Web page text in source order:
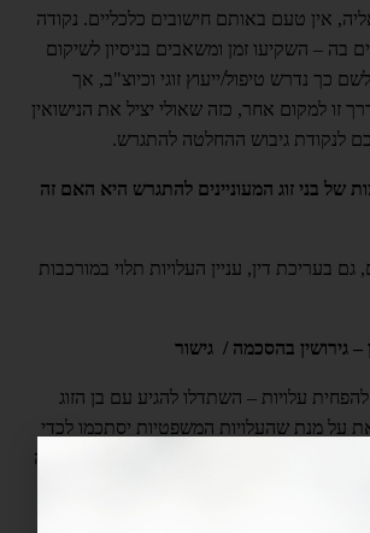
אין טעם באותם חישובים כלכליים. נקודה
– השקיעו זמן ומשאבים בניסיון לשיקום
כך נדרש טיפול/ייעוץ זוגי וכיוצ"ב, אך
זו למקום אחר, כזה שאולי יציל את הנישואין
לנקודת גיבוש ההחלטה להתגרש.
של בני זוג המעוניינים להתגרש היא האם זה
בעריכת דין, עניין העלויות תלוי במורכבות
– גירושין בהסכמה / גישור
עלויות – השתדלו להגיע עם בן הזוג
על מנת שהעלויות המשפטיות יסתכמו לכדי
ובמידת הצורך, ליווי הליך של גירושין בהסכמה
דרך זו, תהיינה פחותות משמעותית מניהול
גם אם אתם מסוכסכים או לא ביחסים